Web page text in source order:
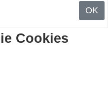
OK
Cookies